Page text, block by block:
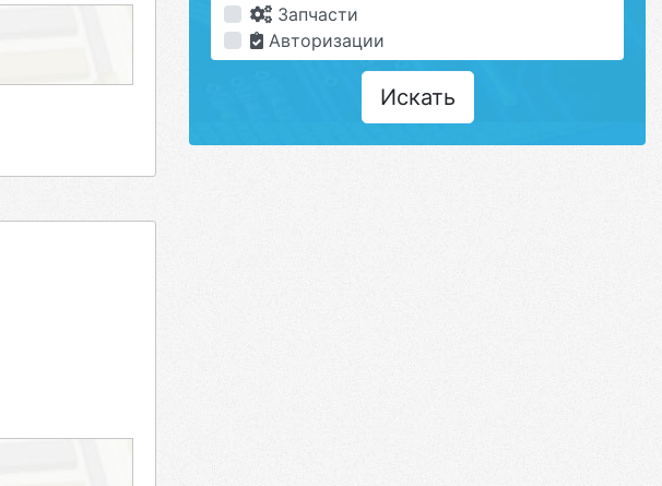
Запчасти
Авторизации
Искать